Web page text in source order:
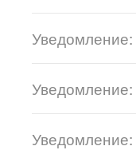
Уведомление:
Уведомление:
Уведомление: